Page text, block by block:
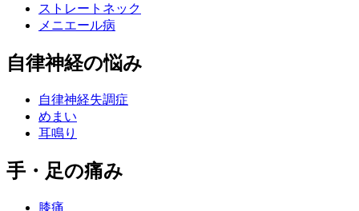
ストレートネック
メニエール病
自律神経の悩み
自律神経失調症
めまい
耳鳴り
手・足の痛み
膝痛